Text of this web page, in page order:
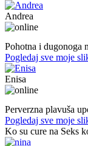
Andrea
Pohotna i dugonoga
Pogledaj sve moje
Enisa
Perverzna plavuša
Pogledaj sve moje
Ko su cure na Seks